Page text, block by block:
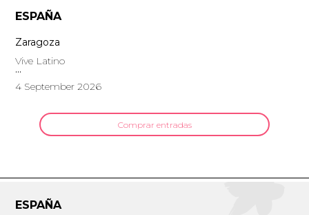
ESPAÑA
Zaragoza
Vive Latino
4 September 2026
Comprar entradas
ESPAÑA